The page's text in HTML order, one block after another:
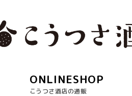
ONLINESHOP
こうつさ酒店の通販